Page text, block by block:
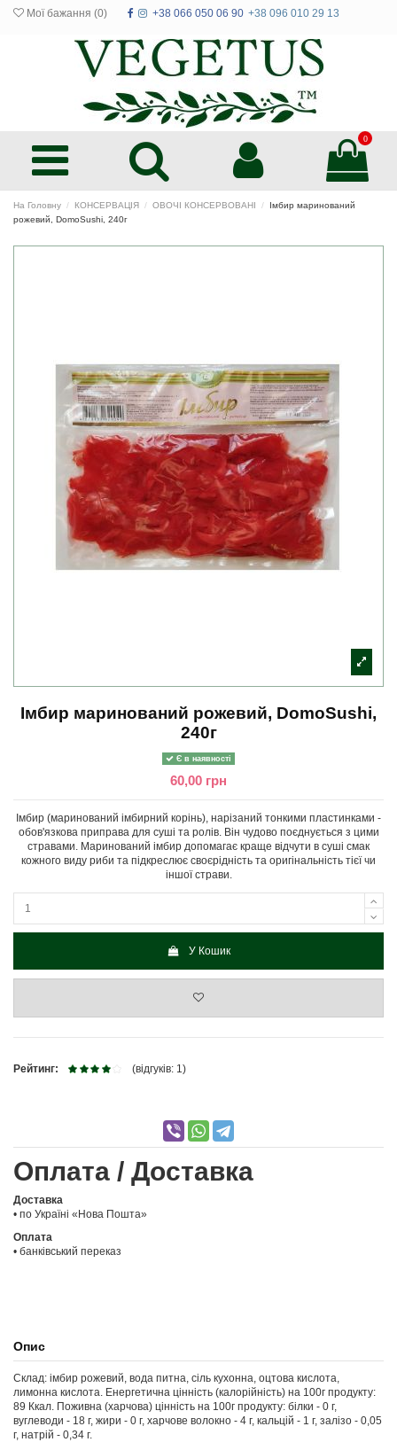
Мої бажання (0) +38 066 050 06 90 +38 096 010 29 13
0
На Головну КОНСЕРВАЦІЯ ОВОЧІ КОНСЕРВОВАНІ
Імбир маринований
рожевий, DomoSushi, 240г
Імбир маринований рожевий, DomoSushi,
240г
Є в наявності
60,00 грн
Імбир (маринований імбирний корінь), нарізаний тонкими пластинками -
обов'язкова приправа для суші та ролів. Він чудово поєднується з цими
стравами. Маринований імбир допомагає краще відчути в суші смак
кожного виду риби та підкреслює своєрідність та оригінальність тієї чи
іншої страви.
У Кошик
Рейтинг: (відгуків: 1)
Оплата / Доставка
Доставка
• по Україні «Нова Пошта»
Оплата
• банківський переказ
Опис
Склад: імбир рожевий, вода питна, сіль кухонна, оцтова кислота,
лимонна кислота. Енергетична цінність (калорійність) на 100г продукту:
89 Ккал. Поживна (харчова) цінність на 100г продукту: білки - 0 г,
вуглеводи - 18 г, жири - 0 г, харчове волокно - 4 г, кальцій - 1 г, залізо - 0,05
г, натрій - 0,34 г.